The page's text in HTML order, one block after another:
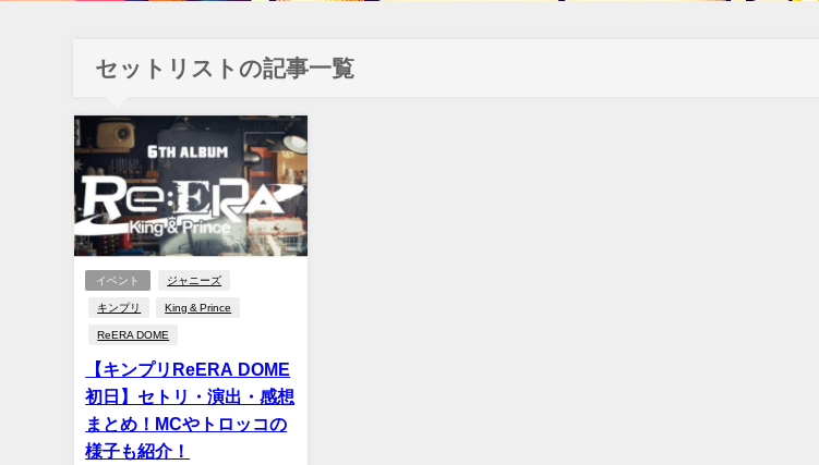
セットリストの記事一覧
イベント ジャニーズ
キンプリ King & Prince
ReERA DOME
【キンプリReERA DOME
初日】セトリ・演出・感想
まとめ！MCやトロッコの
様子も紹介！